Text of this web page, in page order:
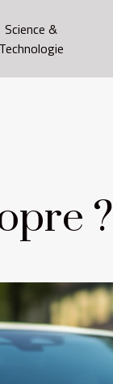
Science &
Technologie
?